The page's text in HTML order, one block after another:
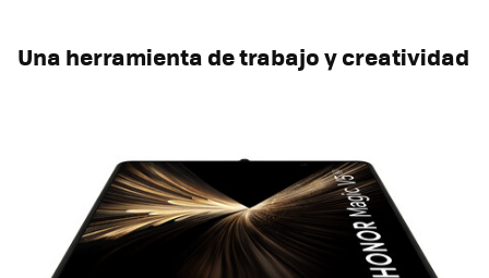
Una herramienta de trabajo y creatividad